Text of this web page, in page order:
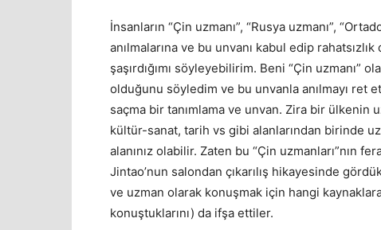
İnsanların “Çin uzmanı”, “Rusya uzmanı”,
anılmalarına ve bu unvanı kabul edip
şaşırdığımı söyleyebilirim. Beni “Çin uzmanı”
olduğunu söyledim ve bu unvanla anılmayı ret
saçma bir tanımlama ve unvan. Zira bir ülkenin
kültür-sanat, tarih vs gibi alanlarından birinde
alanınız olabilir. Zaten bu “Çin uzmanları”nın
Jintao’nun salondan çıkarılış hikayesinde
ve uzman olarak konuşmak için hangi kaynaklara
konuştuklarını) da ifşa ettiler.